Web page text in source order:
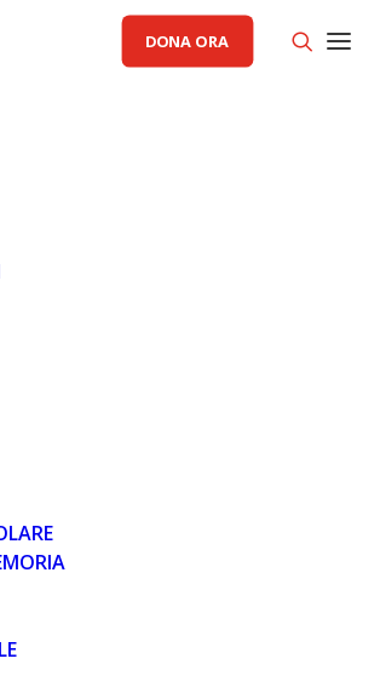
DONA ORA
TRIAL PER LA
MUSCOLARE DI
e Santhera Pharmaceuticals
comunicato stampa l’assegnazione di
uno studio clinico con il vamorolone nei
muscolare di Becker (BMD)